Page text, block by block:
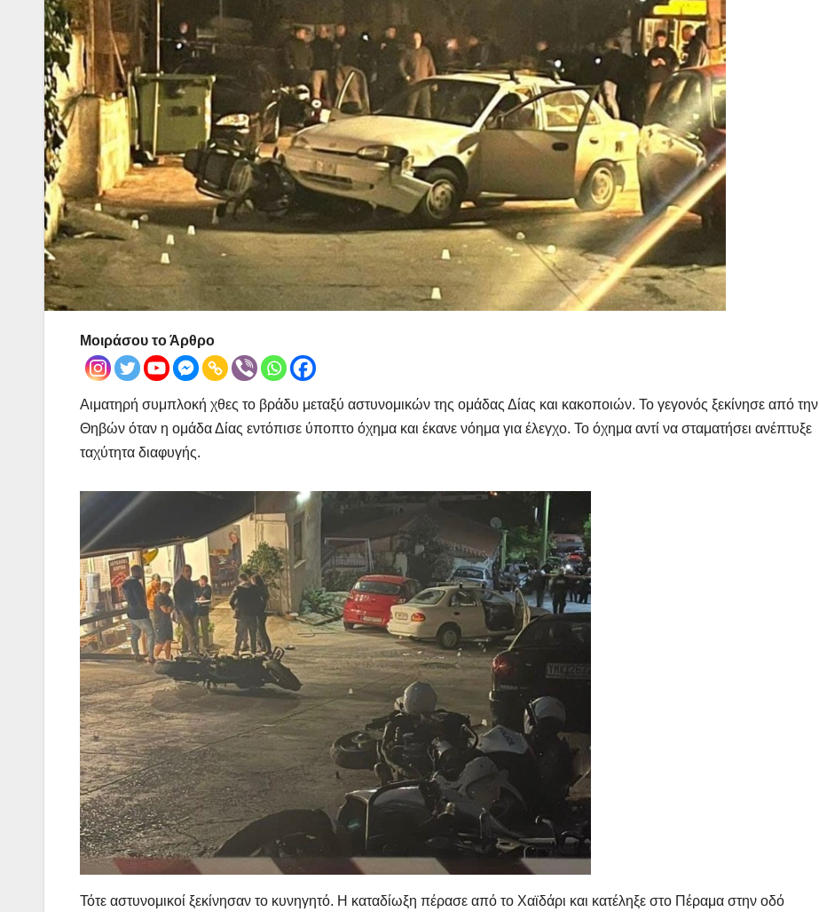
Μοιράσου το Άρθρο
Αιματηρή συμπλοκή χθες το βράδυ μεταξύ αστυνομικών της ομάδας Δίας και κακοποιών. Το γεγονός ξεκίνησε από την
Θηβών όταν η ομάδα Δίας εντόπισε ύποπτο όχημα και έκανε νόημα για έλεγχο. Το όχημα αντί να σταματήσει ανέπτυξε
ταχύτητα διαφυγής.
Τότε αστυνομικοί ξεκίνησαν το κυνηγητό. Η καταδίωξη πέρασε από το Χαϊδάρι και κατέληξε στο Πέραμα στην οδό